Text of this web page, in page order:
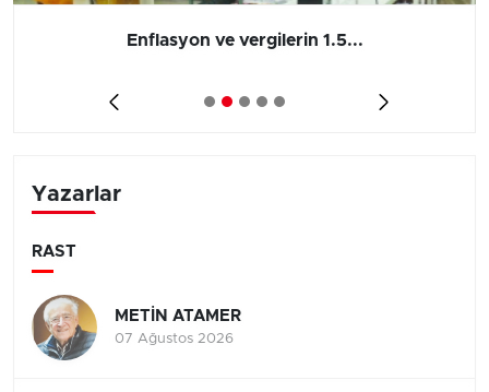
Enflasyon ve vergilerin 1.5...
Yazarlar
RAST
METİN ATAMER
07 Ağustos 2026